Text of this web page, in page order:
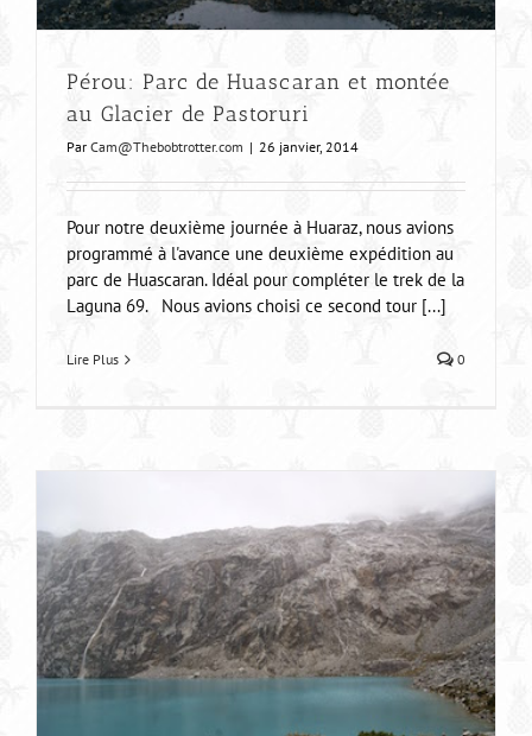
Pérou: Parc de Huascaran et montée
au Glacier de Pastoruri
Par Cam@Thebobtrotter.com | 26 janvier, 2014
Pour notre deuxième journée à Huaraz, nous avions
programmé à l'avance une deuxième expédition au
parc de Huascaran. Idéal pour compléter le trek de la
Laguna 69. Nous avions choisi ce second tour [...]
Lire Plus 0